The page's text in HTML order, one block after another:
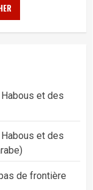
et des
et des
de frontière